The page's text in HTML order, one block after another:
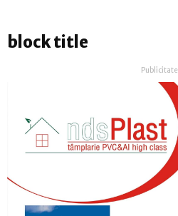
block title
Publicitate